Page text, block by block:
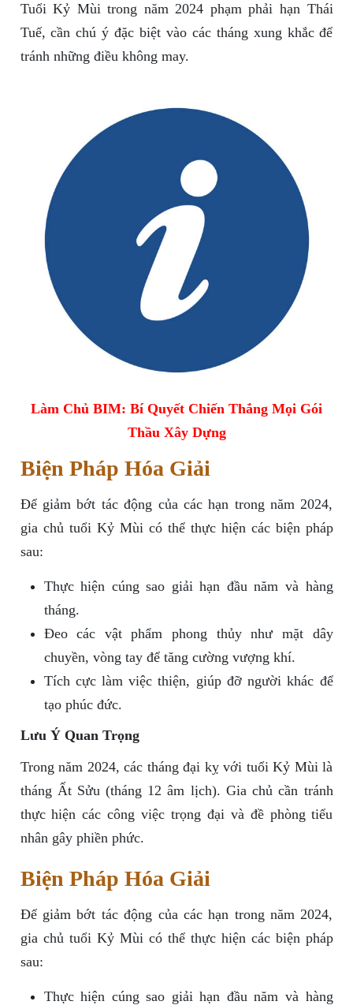
Tuổi Kỷ Mùi trong năm 2024 phạm phải hạn Thái
Tuế, cần chú ý đặc biệt vào các tháng xung khắc để
tránh những điều không may.
Làm Chủ BIM: Bí Quyết Chiến Thắng Mọi Gói
Thầu Xây Dựng
Biện Pháp Hóa Giải
Để giảm bớt tác động của các hạn trong năm 2024,
gia chủ tuổi Kỷ Mùi có thể thực hiện các biện pháp
sau:
Thực hiện cúng sao giải hạn đầu năm và hàng
tháng.
Đeo các vật phẩm phong thủy như mặt dây
chuyền, vòng tay để tăng cường vượng khí.
Tích cực làm việc thiện, giúp đỡ người khác để
tạo phúc đức.
Lưu Ý Quan Trọng
Trong năm 2024, các tháng đại kỵ với tuổi Kỷ Mùi là
tháng Ất Sửu (tháng 12 âm lịch). Gia chủ cần tránh
thực hiện các công việc trọng đại và đề phòng tiểu
nhân gây phiền phức.
Biện Pháp Hóa Giải
Để giảm bớt tác động của các hạn trong năm 2024,
gia chủ tuổi Kỷ Mùi có thể thực hiện các biện pháp
sau:
Thực hiện cúng sao giải hạn đầu năm và hàng